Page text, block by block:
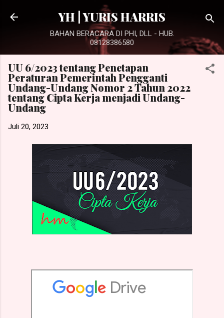
Langsung ke konten utama
YH | YURIS HARRIS
BAHAN BERACARA DI PHI, DLL - HUB.
08128386580
UU 6/2023 tentang Penetapan
Peraturan Pemerintah Pengganti
Undang-Undang Nomor 2 Tahun 2022
tentang Cipta Kerja menjadi Undang-
Undang
Juli 20, 2023